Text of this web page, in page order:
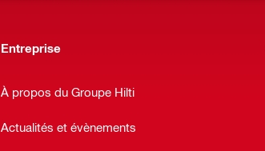
Entreprise
À propos du Groupe Hilti
Actualités et évènements